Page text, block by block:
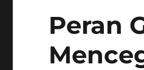
Peran